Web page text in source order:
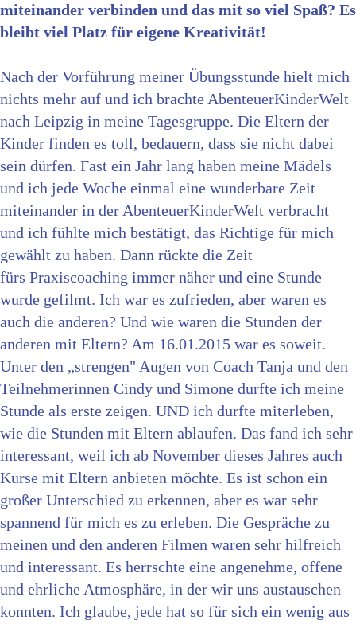
miteinander verbinden und das mit so viel Spaß? Es
bleibt viel Platz für eigene Kreativität!
Nach der Vorführung meiner Übungsstunde hielt mich
nichts mehr auf und ich brachte AbenteuerKinderWelt
nach Leipzig in meine Tagesgruppe. Die Eltern der
Kinder finden es toll, bedauern, dass sie nicht dabei
sein dürfen. Fast ein Jahr lang haben meine Mädels
und ich jede Woche einmal eine wunderbare Zeit
miteinander in der AbenteuerKinderWelt verbracht
und ich fühlte mich bestätigt, das Richtige für mich
gewählt zu haben. Dann rückte die Zeit
fürs Praxiscoaching immer näher und eine Stunde
wurde gefilmt. Ich war es zufrieden, aber waren es
auch die anderen? Und wie waren die Stunden der
anderen mit Eltern? Am 16.01.2015 war es soweit.
Unter den „strengen" Augen von Coach Tanja und den
Teilnehmerinnen Cindy und Simone durfte ich meine
Stunde als erste zeigen. UND ich durfte miterleben,
wie die Stunden mit Eltern ablaufen. Das fand ich sehr
interessant, weil ich ab November dieses Jahres auch
Kurse mit Eltern anbieten möchte. Es ist schon ein
großer Unterschied zu erkennen, aber es war sehr
spannend für mich es zu erleben. Die Gespräche zu
meinen und den anderen Filmen waren sehr hilfreich
und interessant. Es herrschte eine angenehme, offene
und ehrliche Atmosphäre, in der wir uns austauschen
konnten. Ich glaube, jede hat so für sich ein wenig aus